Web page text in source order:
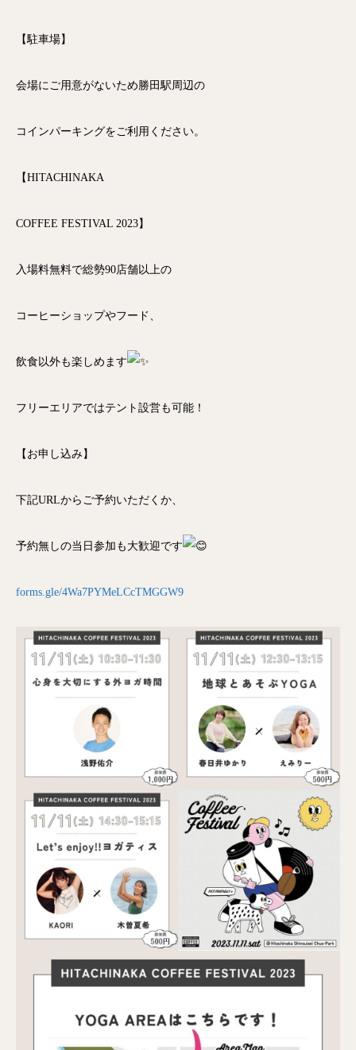
【駐車場】
会場にご用意がないため勝田駅周辺の
コインパーキングをご利用ください。
【HITACHINAKA
COFFEE FESTIVAL 2023】
入場料無料で総勢90店舗以上の
コーヒーショップやフード、
飲食以外も楽しめます
フリーエリアではテント設営も可能！
【お申し込み】
下記URLからご予約いただくか、
予約無しの当日参加も大歓迎です
forms.gle/4Wa7PYMeLCcTMGGW9